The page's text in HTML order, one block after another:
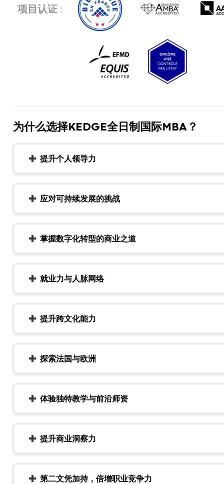
项目认证 :
为什么选择KEDGE全日制国际MBA？
提升个人领导力
应对可持续发展的挑战
掌握数字化转型的商业之道
就业力与人脉网络
提升跨文化能力
探索法国与欧洲
体验独特教学与前沿师资
提升商业洞察力
第二文凭加持，倍增职业竞争力